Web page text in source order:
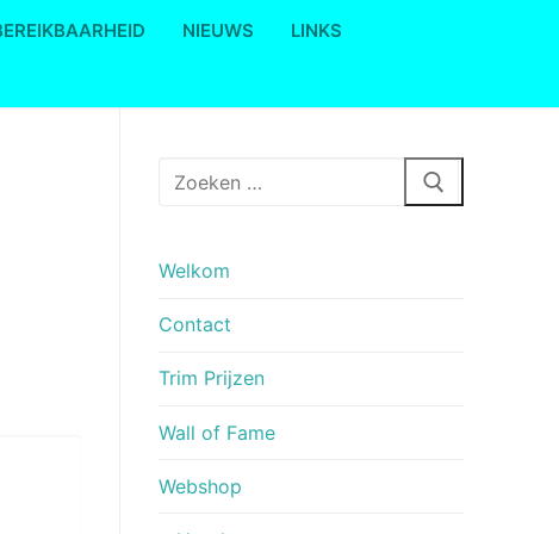
NIEUWS LINKS
Zoeken
Welkom
Contact
Trim Prijzen
Wall of Fame
Webshop